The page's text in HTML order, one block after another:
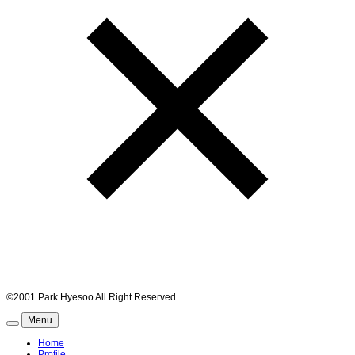
©2001 Park Hyesoo All Right Reserved
Menu
Home